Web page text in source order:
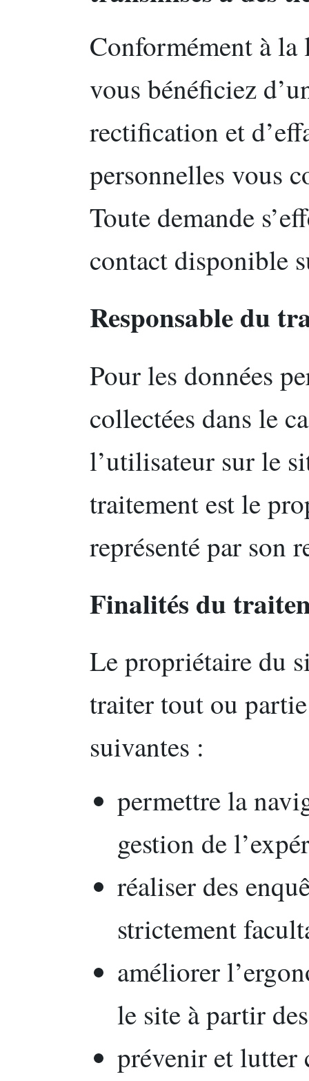
Conformément à
vous bénéficiez
rectification et
personnelles vous
Toute demande
contact disponible
Responsable du
Pour les données
collectées dans le
l’utilisateur sur le
traitement est le
représenté par son
Finalités du
Le propriétaire du
traiter tout ou
suivantes :
permettre la
gestion de
réaliser des
strictement
améliorer
le site à partir
prévenir et lutter